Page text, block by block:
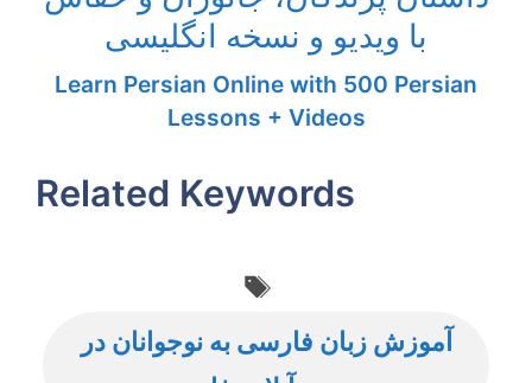
با ویدیو و نسخه انگلیسی
Learn Persian Online with 500 Persian
Lessons + Videos
Related Keywords
آموزش زبان فارسی به نوجوانان در